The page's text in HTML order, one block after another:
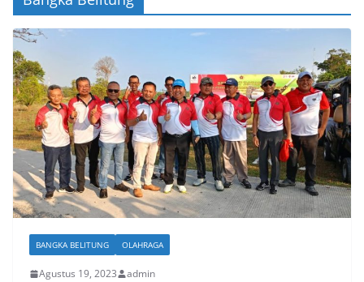
BANGKA BELITUNG OLAHRAGA
Agustus 19, 2023 admin